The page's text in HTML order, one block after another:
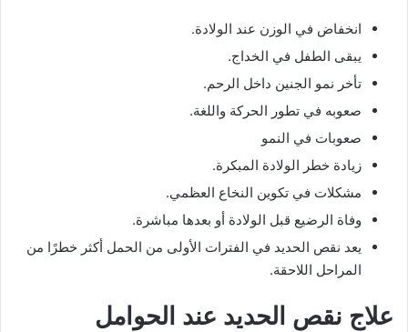
انخفاض في الوزن عند الولادة.
يبقى الطفل في الخداج.
تأخر نمو الجنين داخل الرحم.
صعوبه في تطور الحركة واللغة.
صعوبات في النمو
زيادة خطر الولادة المبكرة.
مشكلات في تكوين النخاع العظمي.
وفاة الرضيع قبل الولادة أو بعدها مباشرة.
يعد نقص الحديد في الفترات الأولى من الحمل أكثر خطرًا من
المراحل اللاحقة.
علاج نقص الحديد عند الحوامل